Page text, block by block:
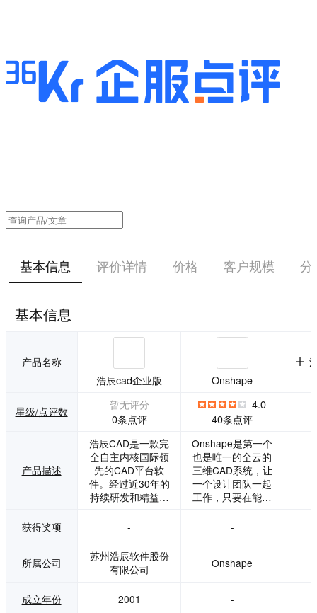
基本信息 评价详情 价格 客户规模 分
基本信息
产品名称
浩辰cad企业版
Onshape
星级/点评数
暂无评分
0条点评
4.0
40条点评
产品描述
浩辰CAD是一款完
全自主内核国际领
先的CAD平台软
件。经过近30年的
持续研发和精益创
到跨桌面应用，从
单一工具到协同交
互，浩辰持续为用
智能区域显示、分
Onshape是第一个
也是唯一的全云的
三维CAD系统，让
一个设计团队一起
工作，只要在能上
装文件，使用的永
为问题。在其核心
获得奖项 - -
所属公司
苏州浩辰软件股份
有限公司
Onshape
成立年份 2001 -